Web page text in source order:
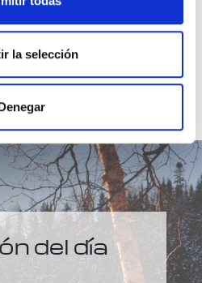
la selección
del día